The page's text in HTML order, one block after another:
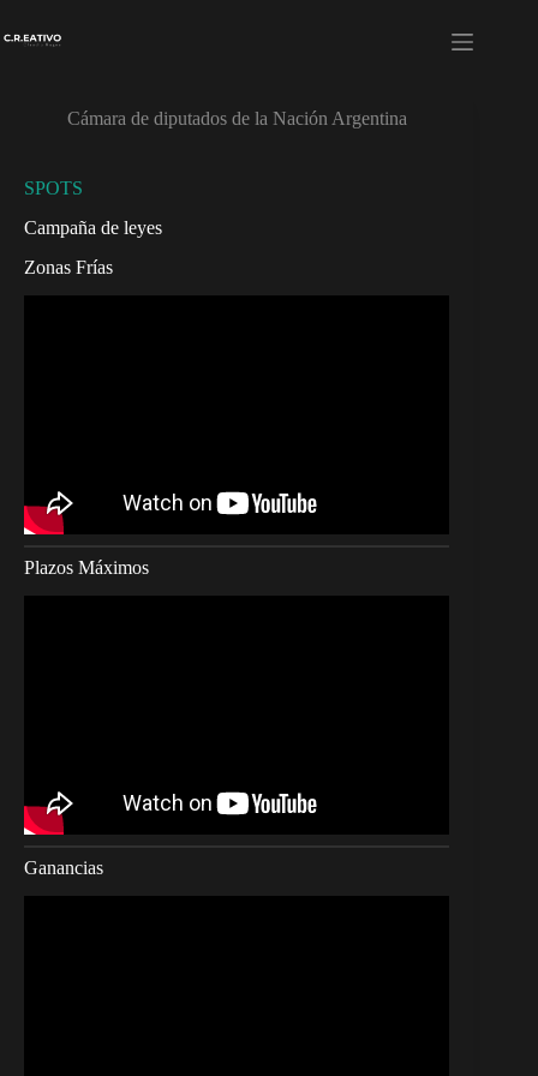
to
content
Cámara de diputados de la Nación Argentina
SPOTS
Campaña de leyes
Zonas Frías
Plazos Máximos
Ganancias